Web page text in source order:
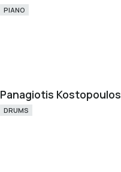
PIANO
Panagiotis Kostopoulos
DRUMS